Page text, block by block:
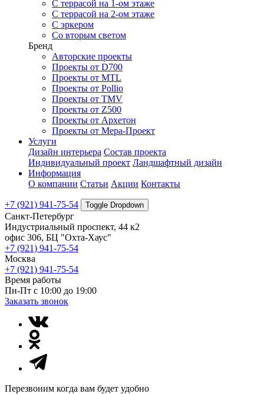
С террасой на 1-ом этаже
С террасой на 2-ом этаже
С эркером
Со вторым светом
Бренд
Авторские проекты
Проекты от D700
Проекты от MTL
Проекты от Pollio
Проекты от TMV
Проекты от Z500
Проекты от Архетон
Проекты от Мера-Проект
Услуги
Дизайн интерьера Состав проекта
Индивидуальный проект Ландшафтный дизайн
Информация
О компании Статьи Акции Контакты
+7 (921) 941-75-54 Toggle Dropdown
Санкт-Петербург
Индустриальный проспект, 44 к2
офис 306, БЦ "Охта-Хаус"
+7 (921) 941-75-54
Москва
+7 (921) 941-75-54
Время работы
Пн-Пт с 10:00 до 19:00
Заказать звонок
Перезвоним когда вам будет удобно